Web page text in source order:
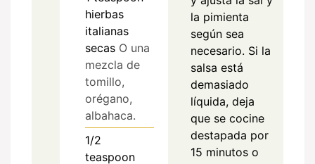
hierbas
italianas
secas O una
mezcla de
tomillo,
orégano,
albahaca.
1/2
teaspoon
la pimienta
según sea
necesario. Si la
salsa está
demasiado
líquida, deja
que se cocine
destapada por
15 minutos o